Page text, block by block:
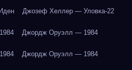
Джозеф Хеллер — Уловка-22
Джордж Оруэлл — 1984
Джордж Оруэлл — 1984